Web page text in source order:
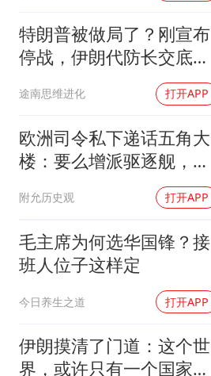
特朗普被做局了？刚宣布
停战，伊朗代防长交底，
途南思维进化 打开APP
欧洲司令私下递话五角大
楼：要么增派驱逐舰，要
么美国和以色列只能保一
个
附允历史观 打开APP
毛主席为何选华国锋？接
班人位子这样定
今日养生之道 打开APP
伊朗摸清了门道：这个世
界，或许只有一个国家，